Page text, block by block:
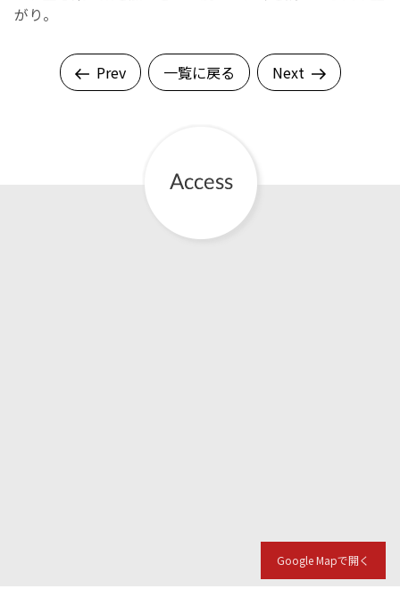
がり。
Prev 一覧に戻る Next
Google Mapで開く